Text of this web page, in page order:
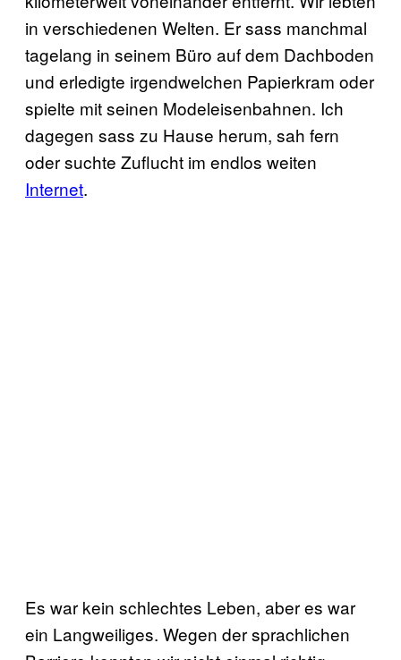
in verschiedenen Welten. Er sass manchmal
tagelang in seinem Büro auf dem Dachboden
und erledigte irgendwelchen Papierkram oder
spielte mit seinen Modeleisenbahnen. Ich
dagegen sass zu Hause herum, sah fern
oder suchte Zuflucht im endlos weiten
Internet.
Es war kein schlechtes Leben, aber es war
ein Langweiliges. Wegen der sprachlichen